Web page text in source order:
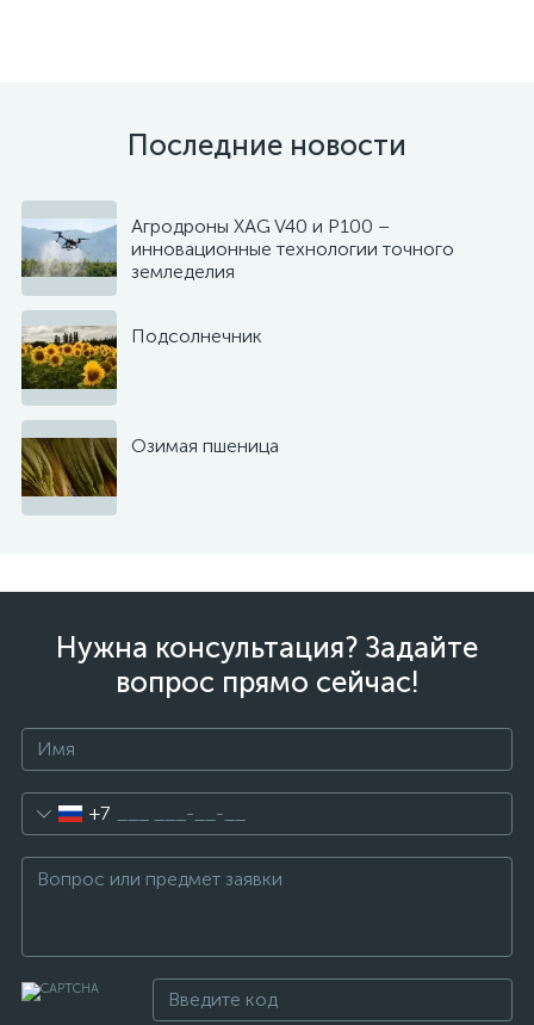
Последние новости
Агродроны XAG V40 и P100 –
инновационные технологии точного
земледелия
Подсолнечник
Озимая пшеница
Нужна консультация? Задайте
вопрос прямо сейчас!
+7